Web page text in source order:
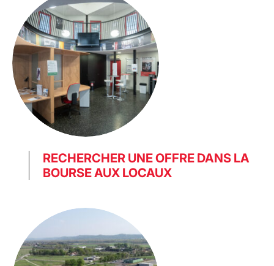
RECHERCHER UNE OFFRE DANS LA
BOURSE AUX LOCAUX